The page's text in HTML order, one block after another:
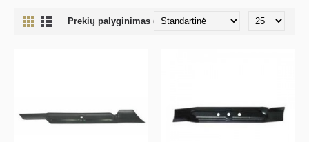
Prekių palyginimas (0)